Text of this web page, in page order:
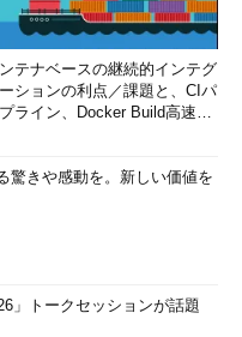
テナベースの継続的インテグ
ションの利点／課題と、CIパ
ライン、Docker Build高速化
驚きや感動を。新しい価値を
」トークセッションが話題